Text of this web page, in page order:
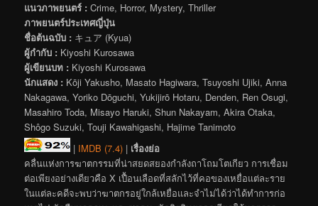
แนวภาพยนตร์ : Crime, Horror, Mystery, Thriller
ภาพยนตร์ประเทศญี่ปุ่น
ชื่อต้นฉบับ : キュア (Kyua)
ผู้กำกับ : Kiyoshi Kurosawa
ผู้เขียนบท : Kiyoshi Kurosawa
นักแสดง : Kōji Yakusho, Masato Hagiwara, Tsuyoshi Ujiki, Anna
Nakagawa, Yoriko Dōguchi, Yukijirō Hotaru, Denden, Ren Osugi,
Masahiro Toda, Misayo Haruki, Shun Nakayam, Akira Otaka,
Shôgo Suzuki, Touji Kawahigashi, Hajime Tanimoto
| IMDB (7.4) | เรื่องย่อ
คลื่นแห่งการฆาตกรรมที่น่าสยดสยองกำลังถาโถมโตเกียว การเชื่อม
ต่อเพียงอย่างเดียวคือ X เปื้อนเลือดที่สลักไว้ที่คอของเหยื่อแต่ละราย
ในแต่ละคดีจะพบว่าฆาตกรอยู่ใกล้เหยื่อและจำไม่ได้ว่าได้ทำการก่อ